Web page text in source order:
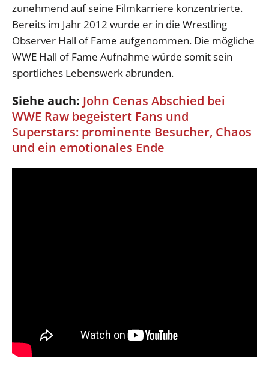
zunehmend auf seine Filmkarriere konzentrierte.
Bereits im Jahr 2012 wurde er in die Wrestling
Observer Hall of Fame aufgenommen. Die mögliche
WWE Hall of Fame Aufnahme würde somit sein
sportliches Lebenswerk abrunden.
Siehe auch: John Cenas Abschied bei
WWE Raw begeistert Fans und
Superstars: prominente Besucher, Chaos
und ein emotionales Ende